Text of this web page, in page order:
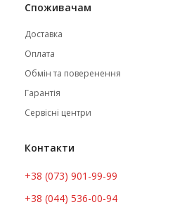
Споживачам
Доставка
Оплата
Обмін та поверенення
Гарантія
Сервісні центри
Контакти
+38 (073) 901-99-99
+38 (044) 536-00-94